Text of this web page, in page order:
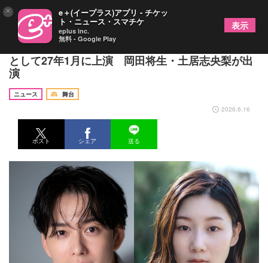
演出家・加藤拓也の英国デビュー作を日本凱旋公演
として27年1月に上演 岡田将生・土居志央梨が出
演
ニュース
舞台
2026.6.16
ポスト シェア 送る
× e＋(イープラス)アプリ - チケッ
ト・ニュース・スマチケ
eplus inc.
無料 - Google Play
表示